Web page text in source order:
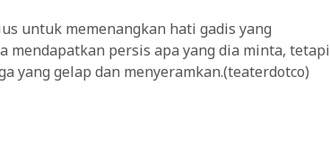
untuk memenangkan hati gadis yang
persis apa yang dia minta, tetapi
yang gelap dan menyeramkan.(teaterdotco)